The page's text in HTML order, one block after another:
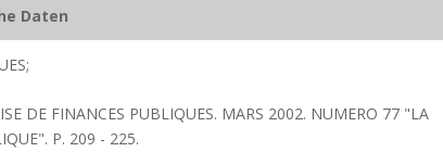
Daten
DE FINANCES PUBLIQUES. MARS 2002. NUMERO 77 "LA
P. 209 - 225.